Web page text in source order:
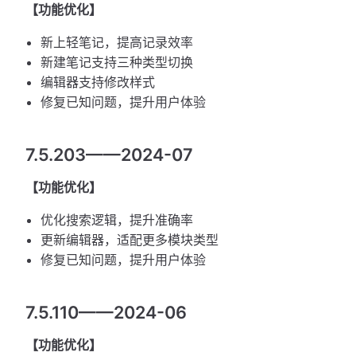
【功能优化】
新上轻笔记，提高记录效率
新建笔记支持三种类型切换
编辑器支持修改样式
修复已知问题，提升用户体验
7.5.203——2024-07
【功能优化】
优化搜索逻辑，提升准确率
更新编辑器，适配更多模块类型
修复已知问题，提升用户体验
7.5.110——2024-06
【功能优化】